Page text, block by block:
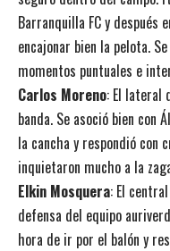
Barranquilla FC y después
encajonar bien la pelota.
momentos puntuales e
Carlos Moreno: El lateral
banda. Se asoció bien con
la cancha y respondió con
inquietaron mucho a la
Elkin Mosquera: El
defensa del equipo
hora de ir por el balón y